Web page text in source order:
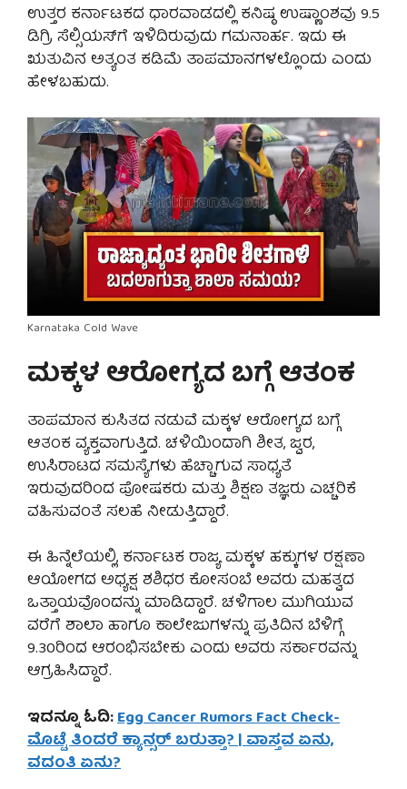
ಉತ್ತರ ಕರ್ನಾಟಕದ ಧಾರವಾಡದಲ್ಲಿ ಕನಿಷ್ಠ ಉಷ್ಣಾಂಶವು 9.5
ಡಿಗ್ರಿ ಸೆಲ್ಸಿಯಸ್‌ಗೆ ಇಳಿದಿರುವುದು ಗಮನಾರ್ಹ. ಇದು ಈ
ಋತುವಿನ ಅತ್ಯಂತ ಕಡಿಮೆ ತಾಪಮಾನಗಳಲ್ಲೊಂದು ಎಂದು
ಹೇಳಬಹುದು.
Karnataka Cold Wave
ಮಕ್ಕಳ ಆರೋಗ್ಯದ ಬಗ್ಗೆ ಆತಂಕ
ತಾಪಮಾನ ಕುಸಿತದ ನಡುವೆ ಮಕ್ಕಳ ಆರೋಗ್ಯದ ಬಗ್ಗೆ
ಆತಂಕ ವ್ಯಕ್ತವಾಗುತ್ತಿದೆ. ಚಳಿಯಿಂದಾಗಿ ಶೀತ, ಜ್ವರ,
ಉಸಿರಾಟದ ಸಮಸ್ಯೆಗಳು ಹೆಚ್ಚಾಗುವ ಸಾಧ್ಯತೆ
ಇರುವುದರಿಂದ ಪೋಷಕರು ಮತ್ತು ಶಿಕ್ಷಣ ತಜ್ಞರು ಎಚ್ಚರಿಕೆ
ವಹಿಸುವಂತೆ ಸಲಹೆ ನೀಡುತ್ತಿದ್ದಾರೆ.
ಈ ಹಿನ್ನೆಲೆಯಲ್ಲಿ, ಕರ್ನಾಟಕ ರಾಜ್ಯ ಮಕ್ಕಳ ಹಕ್ಕುಗಳ ರಕ್ಷಣಾ
ಆಯೋಗದ ಅಧ್ಯಕ್ಷ ಶಶಿಧರ ಕೋಸಂಬೆ ಅವರು ಮಹತ್ವದ
ಒತ್ತಾಯವೊಂದನ್ನು ಮಾಡಿದ್ದಾರೆ. ಚಳಿಗಾಲ ಮುಗಿಯುವ
ವರೆಗೆ ಶಾಲಾ ಹಾಗೂ ಕಾಲೇಜುಗಳನ್ನು ಪ್ರತಿದಿನ ಬೆಳಿಗ್ಗೆ
9.30ರಿಂದ ಆರಂಭಿಸಬೇಕು ಎಂದು ಅವರು ಸರ್ಕಾರವನ್ನು
ಆಗ್ರಹಿಸಿದ್ದಾರೆ.
ಇದನ್ನೂ ಓದಿ:Egg Cancer Rumors Fact Check-
ಮೊಟ್ಟೆ ತಿಂದರೆ ಕ್ಯಾನ್ಸರ್ ಬರುತ್ತಾ? | ವಾಸ್ತವ ಏನು,
ವದಂತಿ ಏನು?